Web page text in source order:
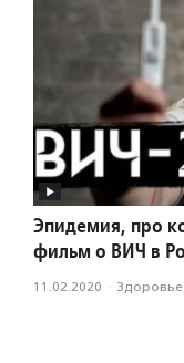
Эпидемия, про
фильм о ВИЧ в
11.02.2020 · Здоровье